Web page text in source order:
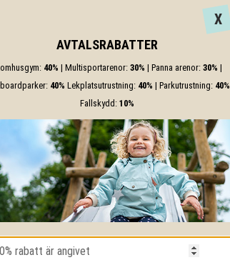
samt
leder till en
– från
design och
luften och den
X
AVTALSRABATTER
40% | Multisportarenor: 30% | Panna arenor: 30% |
40% Lekplatsutrustning: 40% | Parkutrustning: 40%
Fallskydd: 10%